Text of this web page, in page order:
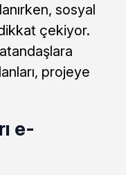
sosyal
çekiyor.
projeye
e-